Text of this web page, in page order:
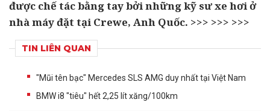
được chế tác bằng tay bởi những kỹ sư xe hơi ở
nhà máy đặt tại Crewe, Anh Quốc. >>> >>> >>>
TIN LIÊN QUAN
"Mũi tên bạc" Mercedes SLS AMG duy nhất tại Việt Nam
BMW i8 "tiêu" hết 2,25 lít xăng/100km